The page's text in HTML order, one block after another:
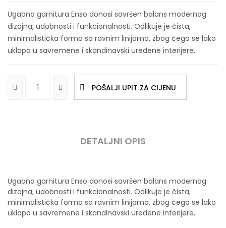
Ugaona garnitura Enso donosi savršen balans modernog
dizajna, udobnosti i funkcionalnosti. Odlikuje je čista,
minimalistička forma sa ravnim linijama, zbog čega se lako
uklapa u savremene i skandinavski uređene interijere.
POŠALJI UPIT ZA CIJENU
DETALJNI OPIS
Ugaona garnitura Enso donosi savršen balans modernog
dizajna, udobnosti i funkcionalnosti. Odlikuje je čista,
minimalistička forma sa ravnim linijama, zbog čega se lako
uklapa u savremene i skandinavski uređene interijere.